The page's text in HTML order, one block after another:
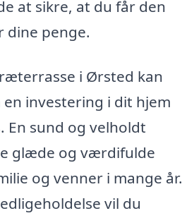
at sikre, at du får den
penge.
i Ørsted kan
en investering i dit hjem
En sund og velholdt
glæde og værdifulde
og venner i mange år.
vil du